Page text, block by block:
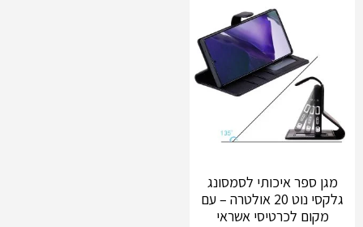
מגן ספר איכותי לסמסונג
גלקסי נוט 20 אולטרה – עם
מקום לכרטיסי אשראי